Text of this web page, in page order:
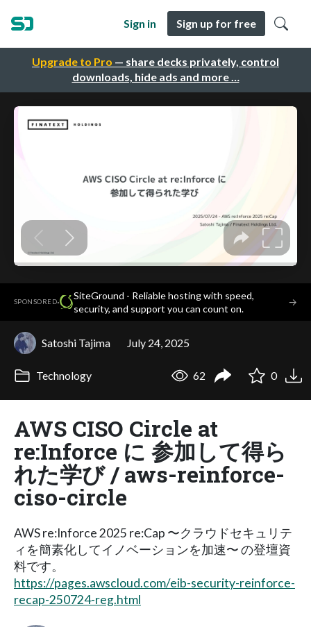
Upgrade to Pro — share decks privately, control
downloads, hide ads and more …
Sign in Sign up for free
SPONSORED·
SiteGround - Reliable hosting with speed,
security, and support you can count on.
→
Satoshi Tajima July 24, 2025
Technology 62 0
AWS CISO Circle at
re:Inforce に 参加して得ら
れた学び / aws-reinforce-
ciso-circle
AWS re:Inforce 2025 re:Cap 〜クラウドセキュリテ
ィを簡素化してイノベーションを加速〜 の登壇資
料です。
https://pages.awscloud.com/eib-security-reinforce-
recap-250724-reg.html